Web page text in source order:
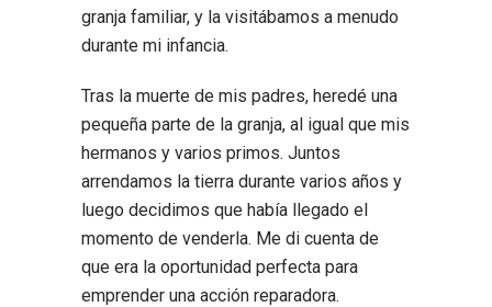
granja familiar, y la visitábamos a menudo
durante mi infancia.
Tras la muerte de mis padres, heredé una
pequeña parte de la granja, al igual que mis
hermanos y varios primos. Juntos
arrendamos la tierra durante varios años y
luego decidimos que había llegado el
momento de venderla. Me di cuenta de
que era la oportunidad perfecta para
emprender una acción reparadora.